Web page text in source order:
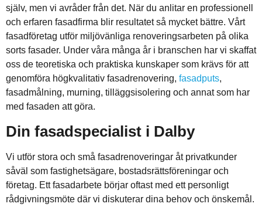
själv, men vi avråder från det. När du anlitar en professionell
och erfaren fasadfirma blir resultatet så mycket bättre. Vårt
fasadföretag utför miljövänliga renoveringsarbeten på olika
sorts fasader. Under våra många år i branschen har vi skaffat
oss de teoretiska och praktiska kunskaper som krävs för att
genomföra högkvalitativ fasadrenovering, fasadputs,
fasadmålning, murning, tilläggsisolering och annat som har
med fasaden att göra.
Din fasadspecialist i Dalby
Vi utför stora och små fasadrenoveringar åt privatkunder
såväl som fastighetsägare, bostadsrättsföreningar och
företag. Ett fasadarbete börjar oftast med ett personligt
rådgivningsmöte där vi diskuterar dina behov och önskemål.